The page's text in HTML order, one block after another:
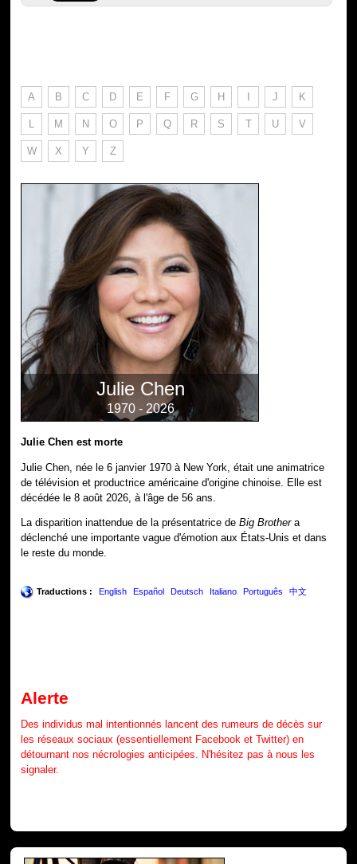
A B C D E F G H I J K
L M N O P Q R S T U V
W X Y Z
Julie Chen
1970 - 2026
Julie Chen est morte
Julie Chen, née le 6 janvier 1970 à New York, était une animatrice
de télévision et productrice américaine d'origine chinoise. Elle est
décédée le 8 août 2026, à l'âge de 56 ans.
La disparition inattendue de la présentatrice deBig Brothera
déclenché une importante vague d'émotion aux États-Unis et dans
le reste du monde.
Traductions : English Español Deutsch Italiano Português 中文
Alerte
Des individus mal intentionnés lancent des rumeurs de décès sur
les réseaux sociaux (essentiellement Facebook et Twitter) en
détournant nos nécrologies anticipées. N'hésitez pas à nous les
signaler.